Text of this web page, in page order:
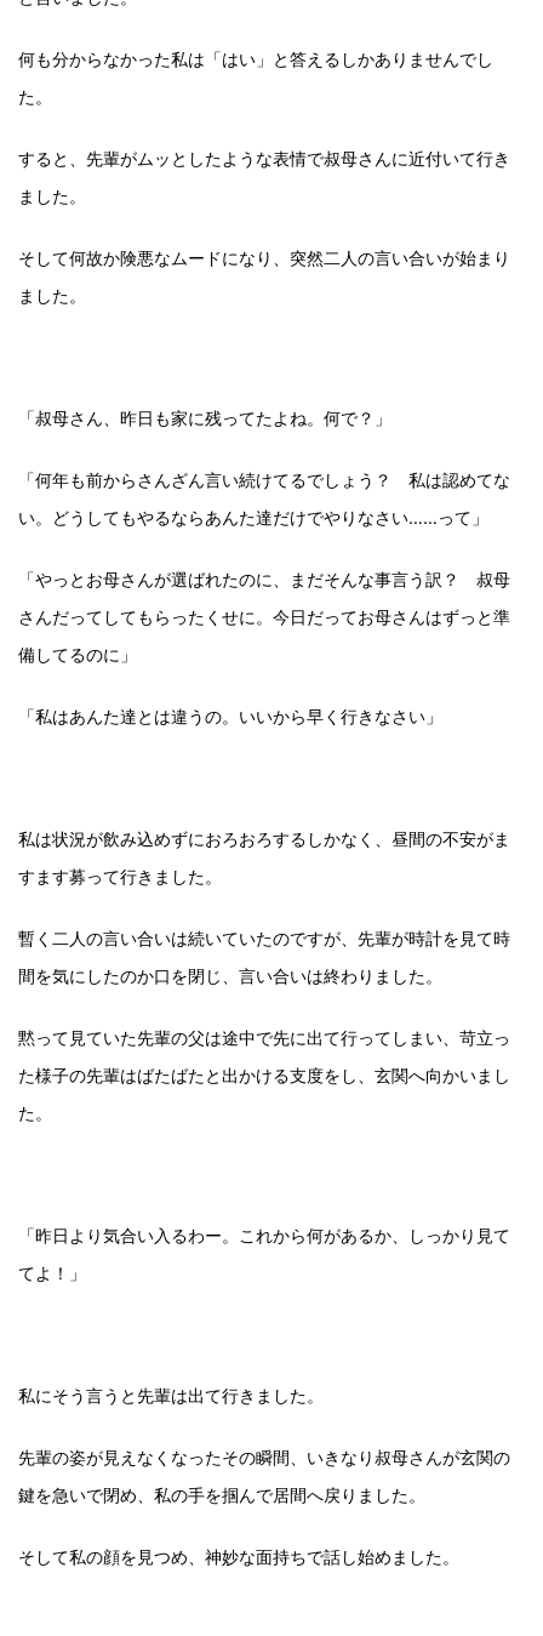
何も分からなかった私は「はい」と答えるしかありませんでし
た。
すると、先輩がムッとしたような表情で叔母さんに近付いて行き
ました。
そして何故か険悪なムードになり、突然二人の言い合いが始まり
ました。
「叔母さん、昨日も家に残ってたよね。何で？」
「何年も前からさんざん言い続けてるでしょう？ 私は認めてな
い。どうしてもやるならあんた達だけでやりなさい……って」
「やっとお母さんが選ばれたのに、まだそんな事言う訳？ 叔母
さんだってしてもらったくせに。今日だってお母さんはずっと準
備してるのに」
「私はあんた達とは違うの。いいから早く行きなさい」
私は状況が飲み込めずにおろおろするしかなく、昼間の不安がま
すます募って行きました。
暫く二人の言い合いは続いていたのですが、先輩が時計を見て時
間を気にしたのか口を閉じ、言い合いは終わりました。
黙って見ていた先輩の父は途中で先に出て行ってしまい、苛立っ
た様子の先輩はばたばたと出かける支度をし、玄関へ向かいまし
た。
「昨日より気合い入るわー。これから何があるか、しっかり見て
てよ！」
私にそう言うと先輩は出て行きました。
先輩の姿が見えなくなったその瞬間、いきなり叔母さんが玄関の
鍵を急いで閉め、私の手を掴んで居間へ戻りました。
そして私の顔を見つめ、神妙な面持ちで話し始めました。